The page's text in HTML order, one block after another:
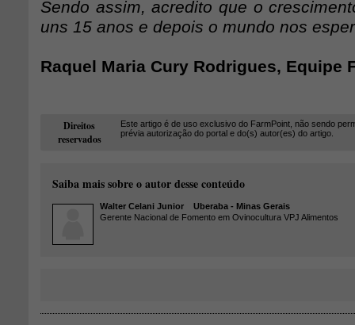
Sendo assim, acredito que o
uns 15 anos e depois o mundo nos
Raquel Maria Cury Rodrigues, Equipe
Direitos
reservados
Este artigo é de uso exclusivo do FarmPoint, não sendo
prévia autorização do portal e do(s) autor(es) do artigo.
Saiba mais sobre o autor desse conteúdo
Walter Celani Junior Uberaba - Minas Gerais
Gerente Nacional de Fomento em Ovinocultura VPJ Alimentos